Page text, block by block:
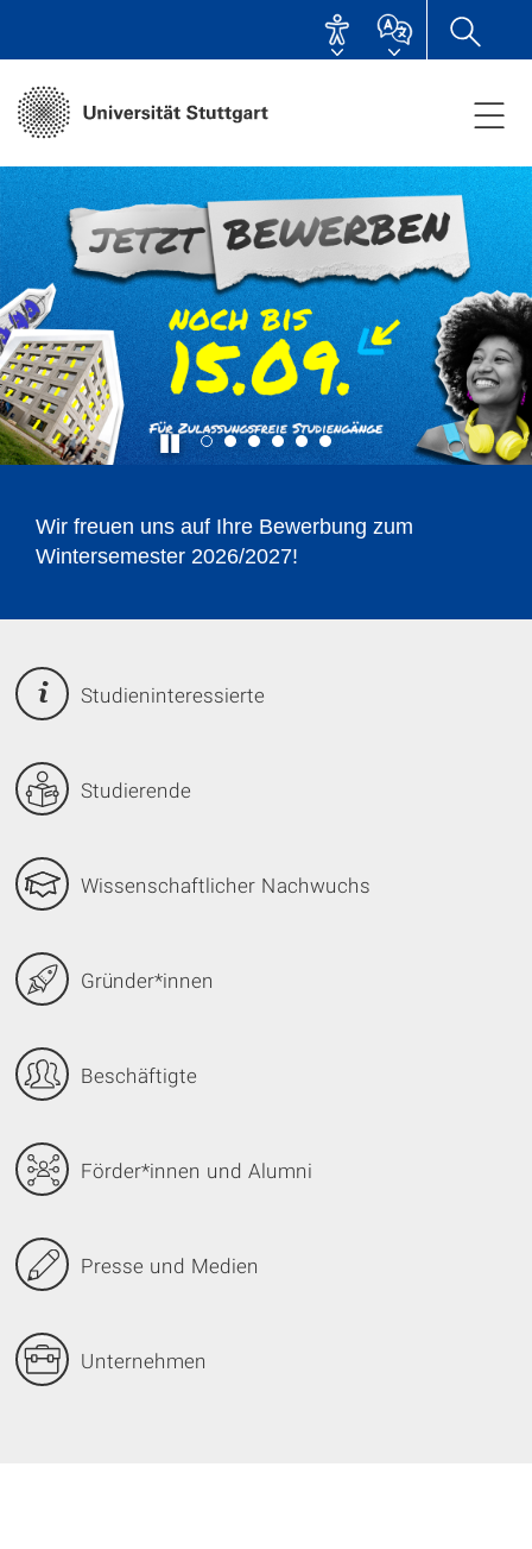
Unsere Spitzenforschung: Production
Technologies
Studieninteressierte
Studierende
Wissenschaftlicher Nachwuchs
Gründer*innen
Beschäftigte
Förder*innen und Alumni
Presse und Medien
Unternehmen